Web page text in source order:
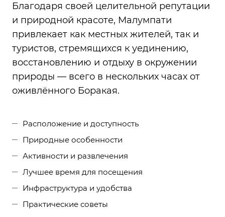
Благодаря своей целительной репутации
и природной красоте, Малумпати
привлекает как местных жителей, так и
туристов, стремящихся к уединению,
восстановлению и отдыху в окружении
природы — всего в нескольких часах от
оживлённого Боракая.
Расположение и доступность
Природные особенности
Активности и развлечения
Лучшее время для посещения
Инфраструктура и удобства
Практические советы